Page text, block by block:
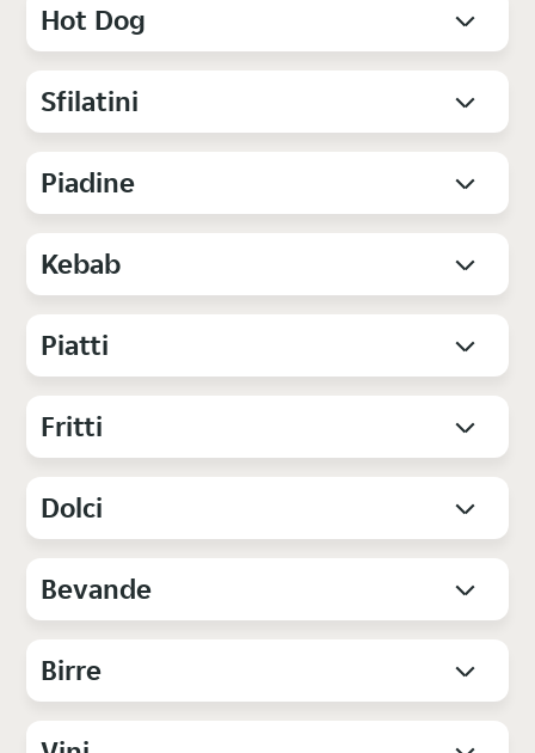
Hot Dog
Sfilatini
Piadine
Kebab
Piatti
Fritti
Dolci
Bevande
Birre